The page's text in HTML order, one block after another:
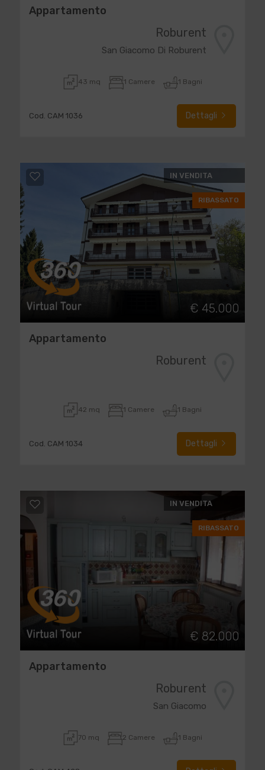
Appartamento
Roburent
San Giacomo Di Roburent
43 mq 1 Camere 1 Bagni
Cod. CAM 1036 Dettagli
IN VENDITA
RIBASSATO
€ 45.000
Appartamento
Roburent
42 mq 1 Camere 1 Bagni
Cod. CAM 1034 Dettagli
IN VENDITA
RIBASSATO
€ 82.000
Appartamento
Roburent
San Giacomo
70 mq 2 Camere 1 Bagni